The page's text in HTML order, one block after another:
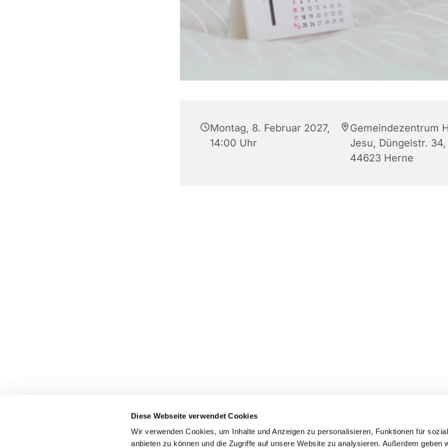
Diese Webseite verwendet Cookies
Wir verwenden Cookies, um Inhalte und Anzeigen zu personalisieren, Funktionen für
anbieten zu können und die Zugriffe auf unsere Website zu analysieren. Außerdem geben
Montag, 8. Februar 2027,
14:00 Uhr
Gemeindezentrum
Jesu, Düngelstr. 34,
44623 Herne